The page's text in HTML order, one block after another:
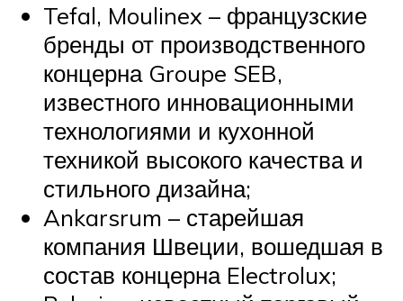
Tefal, Moulinex – французские
бренды от производственного
концерна Groupe SEB,
известного инновационными
технологиями и кухонной
техникой высокого качества и
стильного дизайна;
Ankarsrum – старейшая
компания Швеции, вошедшая в
состав концерна Electrolux;